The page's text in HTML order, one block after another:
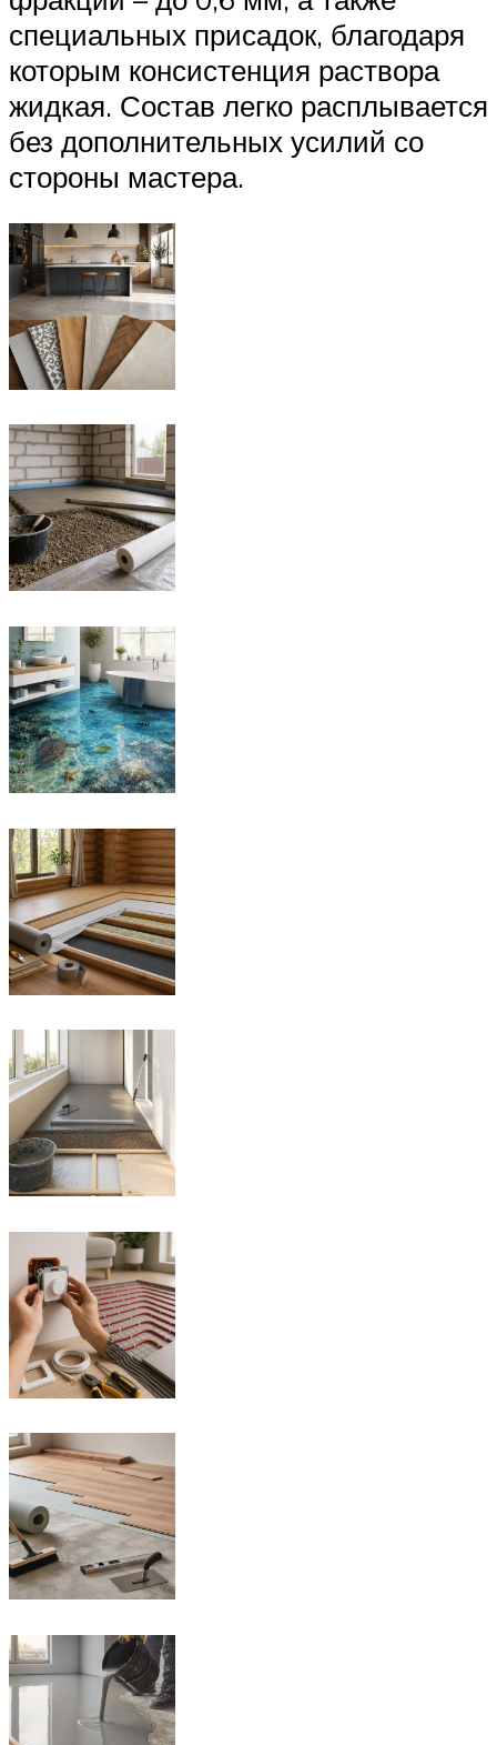
специальных присадок, благодаря
которым консистенция раствора
жидкая. Состав легко расплывается
без дополнительных усилий со
стороны мастера.